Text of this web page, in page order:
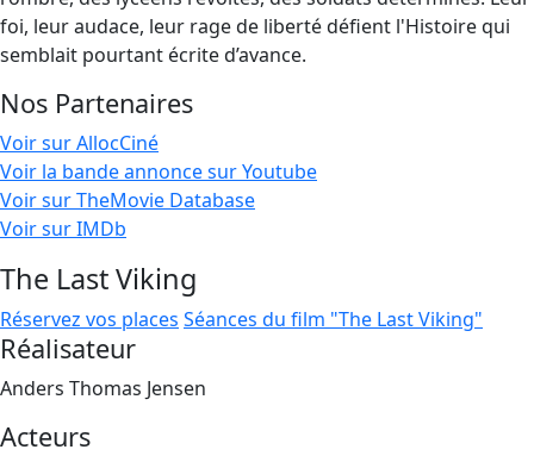
foi, leur audace, leur rage de liberté défient l'Histoire qui
semblait pourtant écrite d’avance.
Nos Partenaires
Voir sur AllocCiné
Voir la bande annonce sur Youtube
Voir sur TheMovie Database
Voir sur IMDb
The Last Viking
Réservez vos places Séances du film "The Last Viking"
Réalisateur
Anders Thomas Jensen
Acteurs